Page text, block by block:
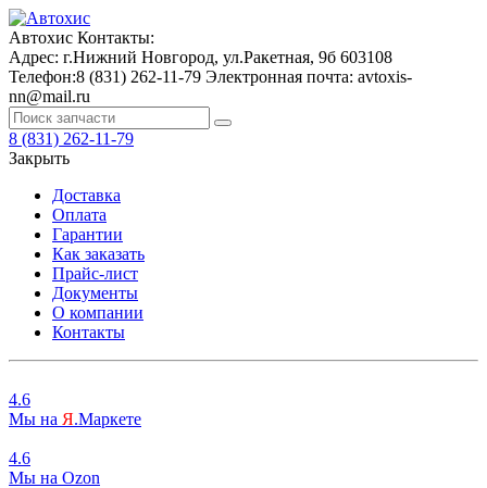
Автохис Контакты:
Адрес: г.Нижний Новгород, ул.Ракетная, 9б 603108
Телефон:8 (831) 262-11-79 Электронная почта: avtoxis-
nn@mail.ru
8 (831) 262-11-79
Закрыть
Доставка
Оплата
Гарантии
Как заказать
Прайс-лист
Документы
О компании
Контакты
4.6
Мы на Я.Маркете
4.6
Мы на Ozon